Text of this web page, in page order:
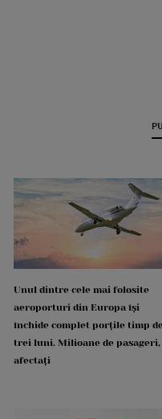
Unul dintre cele mai folosite
aeroporturi din Europa își
închide complet porțile timp
trei luni. Milioane de pasageri,
afectați